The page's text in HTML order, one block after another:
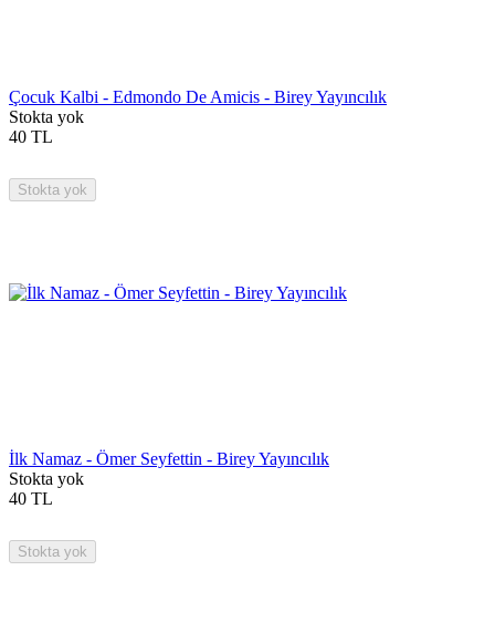
Çocuk Kalbi - Edmondo De Amicis - Birey Yayıncılık
Stokta yok
40 TL
Stokta yok
İlk Namaz - Ömer Seyfettin - Birey Yayıncılık
Stokta yok
40 TL
Stokta yok